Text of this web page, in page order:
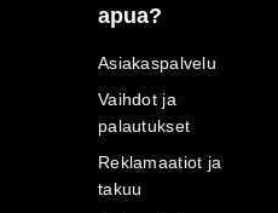
apua?
Asiakaspalvelu
Vaihdot ja
palautukset
Reklamaatiot ja
takuu